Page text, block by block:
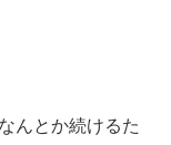
んとか続けるた